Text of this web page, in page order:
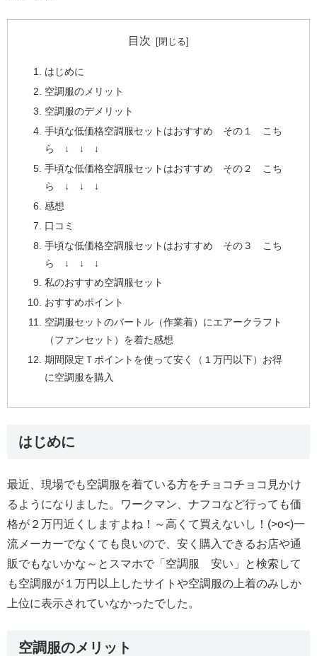
目次
はじめに
空調服のメリット
空調服のデメリット
手頃な低価格空調服セットはおすすめ その１ こち
ら ↓ ↓ ↓
手頃な低価格空調服セットはおすすめ その２ こち
ら ↓ ↓ ↓
感想
口コミ
手頃な低価格空調服セットはおすすめ その３ こち
ら ↓ ↓ ↓
私のおすすめ空調服セット
おすすめポイント
空調服セットのバートル（作業着）にエアークラフト
（ファンセット）を着た感想
期間限定Ｔポイントを使って安く（１万円以下）お得
に空調服を購入
はじめに
最近、現場でも空調服を着ている方をチョコチョコ見かけ
るようになりました。ワークマン、ナフコなど行っても価
格が２万円近くしますよね！～高くて買えないし！(>o<)一
流メーカーでなくても良いので、安く購入できるお店や通
販でもないかな～とスマホで「空調服 安い」と検索して
も空調服が１万円以上したサイトや空調服の上着のみしか
上位に表示されていなかったでした。
空調服のメリット